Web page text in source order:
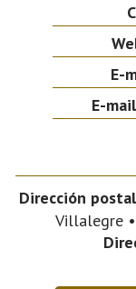
E-
E-
Dirección
Villalegre